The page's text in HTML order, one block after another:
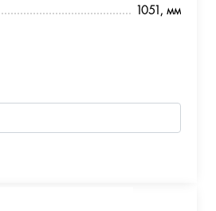
1051, мм